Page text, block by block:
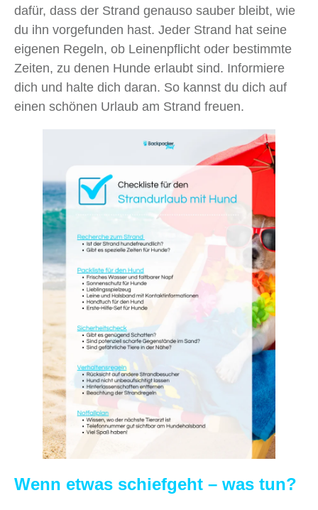
dafür, dass der Strand genauso sauber bleibt, wie
du ihn vorgefunden hast. Jeder Strand hat seine
eigenen Regeln, ob Leinenpflicht oder bestimmte
Zeiten, zu denen Hunde erlaubt sind. Informiere
dich und halte dich daran. So kannst du dich auf
einen schönen Urlaub am Strand freuen.
Wenn etwas schiefgeht – was tun?